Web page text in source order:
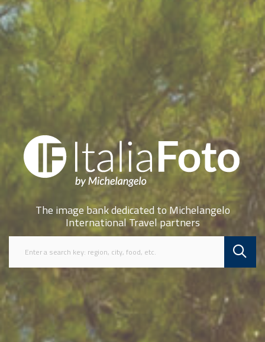
The image bank dedicated to Michelangelo
International Travel partners